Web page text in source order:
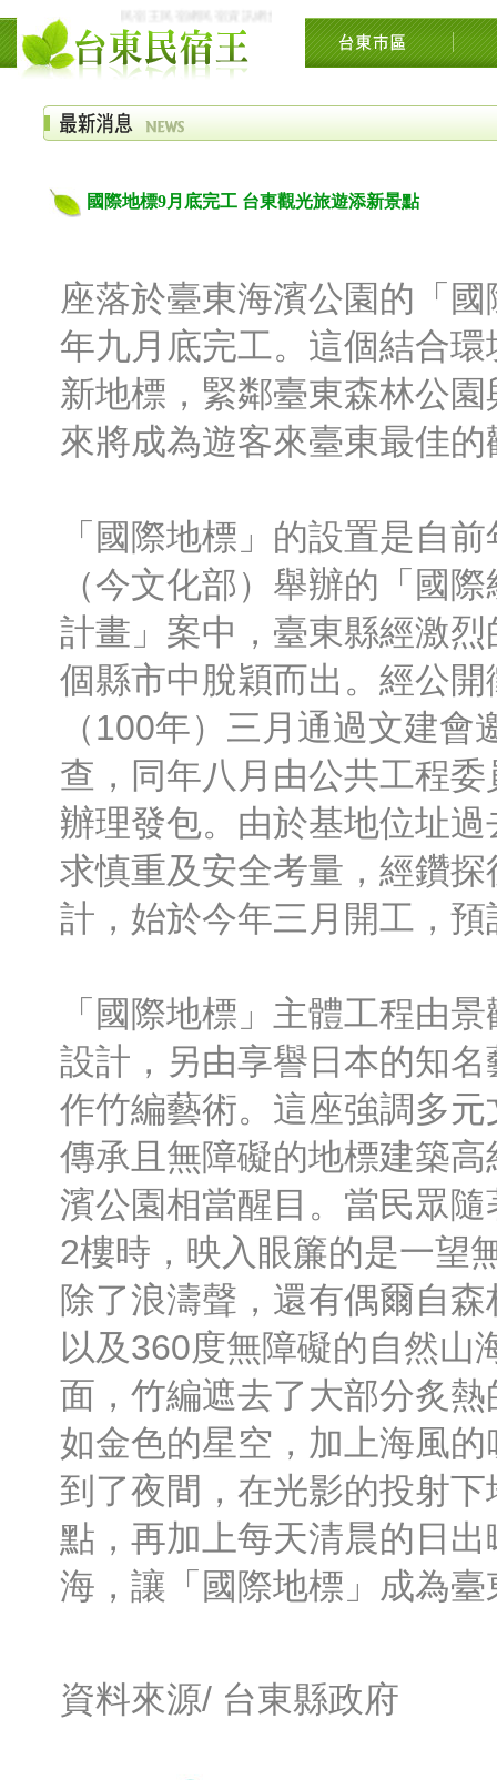
民宿王民宿網民宿資訊網台東花東花蓮綠島民宿住宿旅遊景點交
國際地標9月底完工 台東觀光旅遊添新景點
座落於臺東海濱公園的「
年九月底完工。這個結合
新地標，緊鄰臺東森林公
來將成為遊客來臺東最佳
「國際地標」的設置是自
（今文化部）舉辦的「國
計畫」案中，臺東縣經激
個縣市中脫穎而出。經公
（100年）三月通過文建
查，同年八月由公共工程
辦理發包。由於基地位址
求慎重及安全考量，經鑽
計，始於今年三月開工，
「國際地標」主體工程由
設計，另由享譽日本的知
作竹編藝術。這座強調多
傳承且無障礙的地標建築
濱公園相當醒目。當民眾
2樓時，映入眼簾的是一望
除了浪濤聲，還有偶爾自
以及360度無障礙的自然山
面，竹編遮去了大部分炙
如金色的星空，加上海風
到了夜間，在光影的投射
點，再加上每天清晨的日
海，讓「國際地標」成為
資料來源/ 台東縣政府